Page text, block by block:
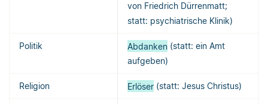
von Friedrich Dürrenmatt;
statt: psychiatrische Klinik)
Politik Abdanken (statt: ein Amt
aufgeben)
Religion Erlöser (statt: Jesus Christus)